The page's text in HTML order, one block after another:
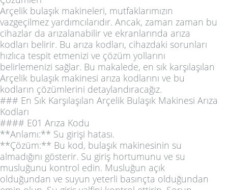
Arçelik bulaşık makineleri, mutfaklarımızın
vazgeçilmez yardımcılarıdır. Ancak, zaman zaman bu
cihazlar da arızalanabilir ve ekranlarında arıza
kodları belirir. Bu arıza kodları, cihazdaki sorunları
hızlıca tespit etmenizi ve çözüm yollarını
belirlemenizi sağlar. Bu makalede, en sık karşılaşılan
Arçelik bulaşık makinesi arıza kodlarını ve bu
kodların çözümlerini detaylandıracağız.
### En Sık Karşılaşılan Arçelik Bulaşık Makinesi Arıza
Kodları
#### E01 Arıza Kodu
**Anlamı:** Su girişi hatası.
**Çözüm:** Bu kod, bulaşık makinesinin su
almadığını gösterir. Su giriş hortumunu ve su
musluğunu kontrol edin. Musluğun açık
olduğundan ve suyun yeterli basınçta olduğundan